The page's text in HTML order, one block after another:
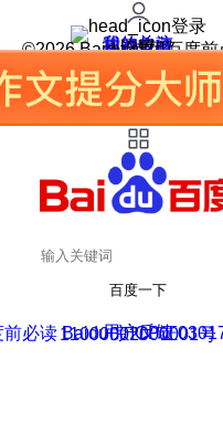
登录
我的关注
我的收藏
皮肤中心
用户反馈
设置
©2026 Baidu 使用百度前
百度一下
用户反馈
必读 Baidu 京ICP证
京公网安备11000002000001号